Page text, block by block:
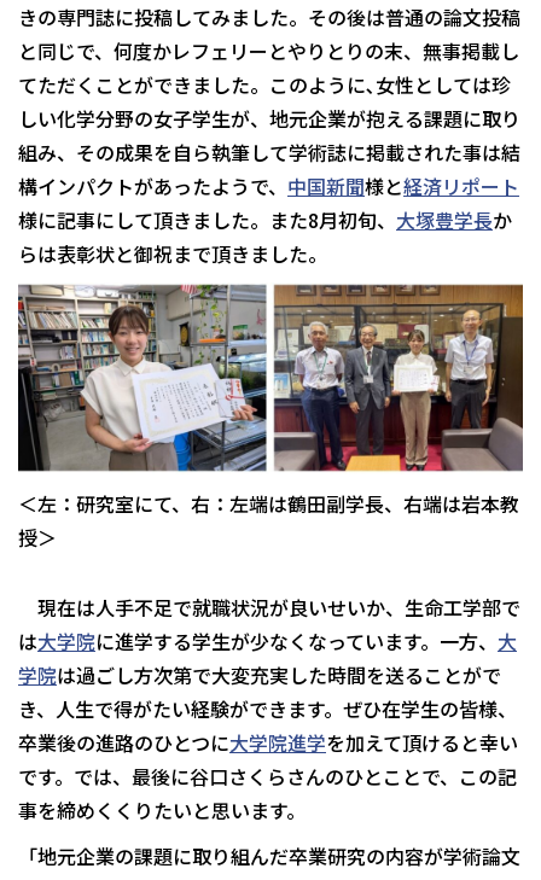
きの専門誌に投稿してみました。その後は普通の論文投稿
と同じで、何度かレフェリーとやりとりの末、無事掲載し
てただくことができました。このように､女性としては珍
しい化学分野の女子学生が、地元企業が抱える課題に取り
組み、その成果を自ら執筆して学術誌に掲載された事は結
構インパクトがあったようで、 中国新聞様と経済リポート
様に記事にして頂きました。また8月初旬、 大塚豊学長か
らは表彰状と御祝まで頂きました。
＜左：研究室にて、右：左端は鶴田副学長、右端は岩本教
授＞
現在は人手不足で就職状況が良いせいか、生命工学部で
は大学院に進学する学生が少なくなっています。一方、 大
学院は過ごし方次第で大変充実した時間を送ることがで
き、人生で得がたい経験ができます。ぜひ在学生の皆様、
卒業後の進路のひとつに大学院進学を加えて頂けると幸い
です。では、最後に谷口さくらさんのひとことで、この記
事を締めくくりたいと思います。
「地元企業の課題に取り組んだ卒業研究の内容が学術論文